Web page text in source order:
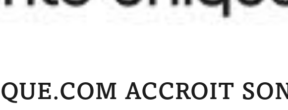
ACCROIT SON